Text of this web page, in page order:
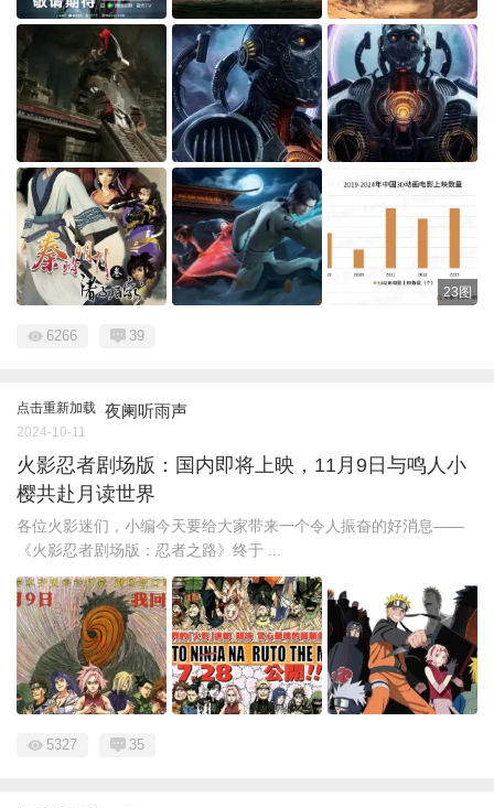
23图
6266 39
点击重新加载 夜阑听雨声
2024-10-11
火影忍者剧场版：国内即将上映，11月9日与鸣人小
樱共赴月读世界
各位火影迷们，小编今天要给大家带来一个令人振奋的好消息——
《火影忍者剧场版：忍者之路》终于 ...
5327 35